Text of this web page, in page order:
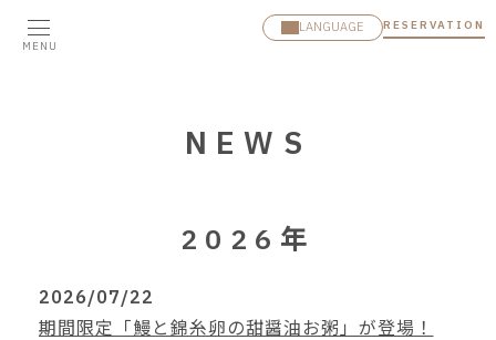
MENU
LANGUAGE RESERVATION
NEWS
2026年
2026/07/22
期間限定「鰻と錦糸卵の甜醤油お粥」が登場！